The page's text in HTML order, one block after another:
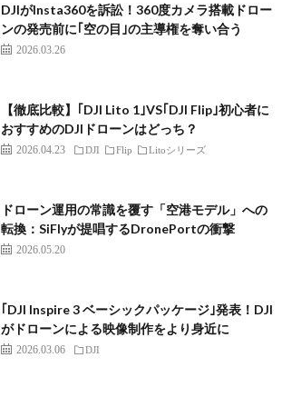
DJIがInsta360を訴訟！360度カメラ搭載ドロー
ンの発売前に｢空の目｣の主導権を奪い合う
2026.03.26
【徹底比較】｢DJI Lito 1｣VS｢DJI Flip｣初心者に
おすすめのDJIドローンはどっち？
2026.04.23 DJI Flip Litoシリーズ
ドローン運用の常識を覆す「空港モデル」への
転換：SiFlyが提唱するDronePortの衝撃
2026.05.20
｢DJI Inspire 3 ベーシックパッケージ｣発表！DJI
がドローンによる映像制作をより身近に
2026.03.06 DJI